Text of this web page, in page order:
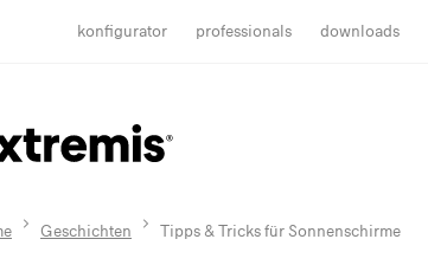
konfigurator professionals downloads
Geschichten Tipps & Tricks für Sonnenschirme